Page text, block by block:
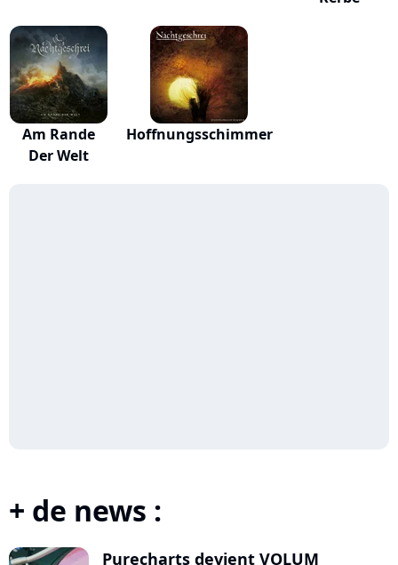
Am Rande
Der Welt
Hoffnungsschimmer
+ de news :
Purecharts devient VOLUM